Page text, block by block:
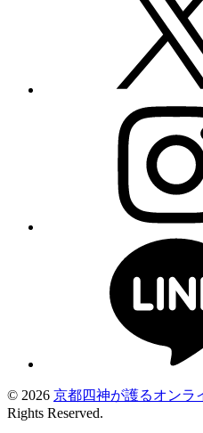
© 2026 京都四神が護るオンラ
Rights Reserved.